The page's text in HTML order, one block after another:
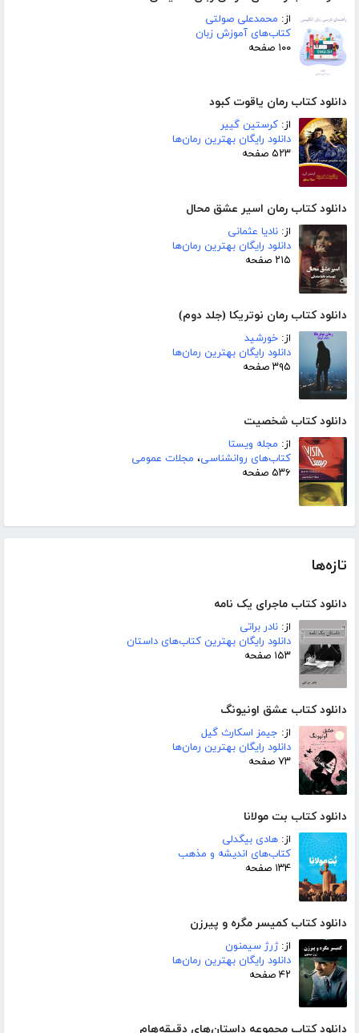
از: محمدعلی صولتی
کتاب‌های آموزش زبان
۱۰۰ صفحه
دانلود کتاب رمان یاقوت کبود
از: کرستین گییر
دانلود رایگان بهترین رمان‌ها
۵۲۳ صفحه
دانلود کتاب رمان اسیر عشق محال
از: نادیا عثمانی
دانلود رایگان بهترین رمان‌ها
۲۱۵ صفحه
دانلود کتاب رمان نوتریکا (جلد دوم)
از: خورشید
دانلود رایگان بهترین رمان‌ها
۳۹۵ صفحه
دانلود کتاب شخصیت
از: مجله ویستا
کتاب‌های روانشناسی، مجلات عمومی
۵۳۶ صفحه
تازه‌ها
دانلود کتاب ماجرای یک نامه
از: نادر براتی
دانلود رایگان بهترین کتاب‌های داستان
۱۵۳ صفحه
دانلود کتاب عشق اونیونگ
از: جیمز اسکارث گیل
دانلود رایگان بهترین رمان‌ها
۷۳ صفحه
دانلود کتاب بت مولانا
از: هادی بیگدلی
کتاب‌های اندیشه و مذهب
۱۳۴ صفحه
دانلود کتاب کمیسر مگره و پیرزن
از:ژرژ سیمنون
دانلود رایگان بهترین رمان‌ها
۴۲ صفحه
دانلود کتاب مجموعه داستان‌های دقیقه‌هام